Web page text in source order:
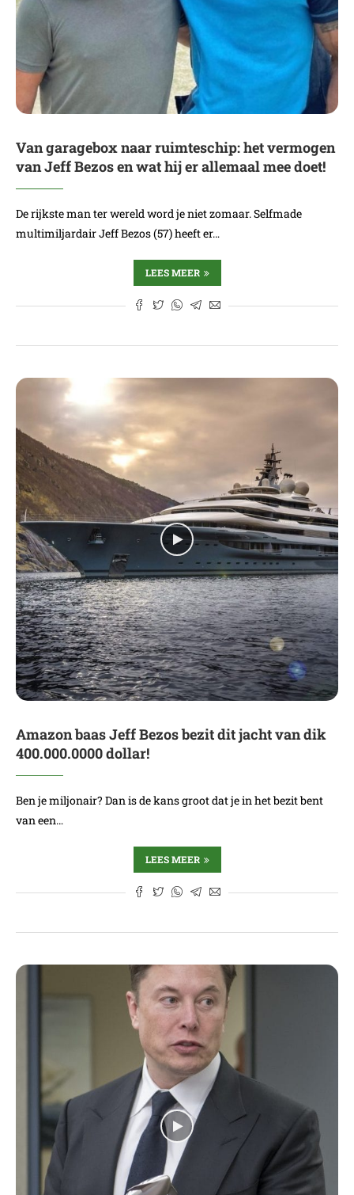
Van garagebox naar ruimteschip: het vermogen
van Jeff Bezos en wat hij er allemaal mee doet!
De rijkste man ter wereld word je niet zomaar. Selfmade
multimiljardair Jeff Bezos (57) heeft er…
LEES MEER
Amazon baas Jeff Bezos bezit dit jacht van dik
400.000.0000 dollar!
Ben je miljonair? Dan is de kans groot dat je in het bezit bent
van een…
LEES MEER